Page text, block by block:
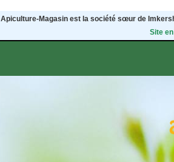
Apiculture-Magasin est la société sœur de
Site